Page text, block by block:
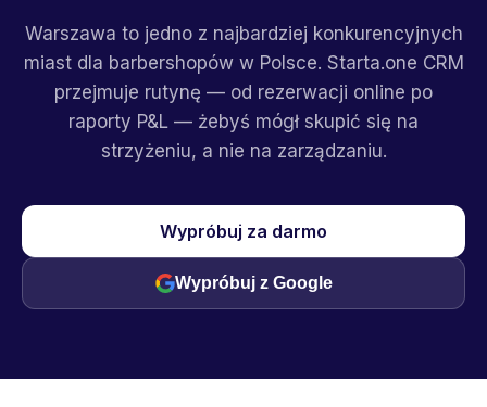
Warszawa to jedno z najbardziej konkurencyjnych
miast dla barbershopów w Polsce. Starta.one CRM
przejmuje rutynę — od rezerwacji online po
raporty P&L — żebyś mógł skupić się na
strzyżeniu, a nie na zarządzaniu.
Wypróbuj za darmo
Wypróbuj z Google